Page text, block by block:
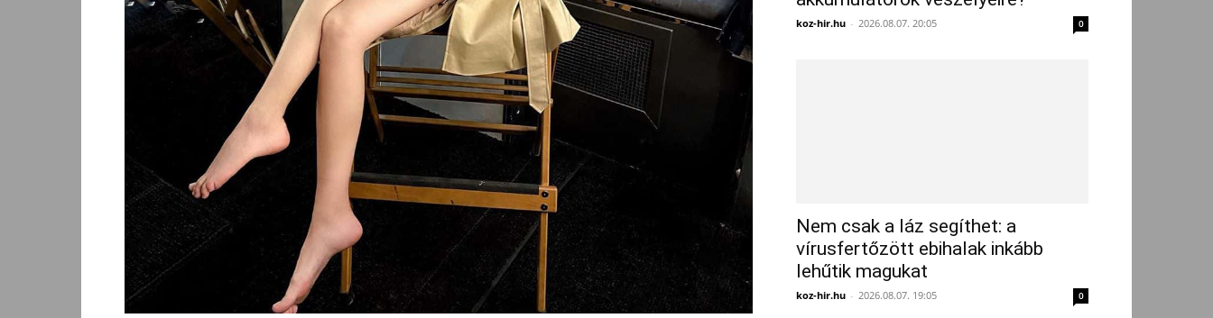
koz-hir.hu - 2026.08.07. 20:05 0
Nem csak a láz segíthet: a
vírusfertőzött ebihalak inkább
lehűtik magukat
koz-hir.hu - 2026.08.07. 19:05 0